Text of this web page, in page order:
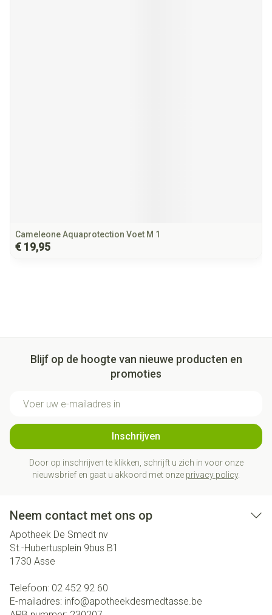
Cameleone Aquaprotection Voet M 1
€ 19,95
Blijf op de hoogte van nieuwe producten en
promoties
Inschrijven
Door op inschrijven te klikken, schrijft u zich in voor onze
nieuwsbrief en gaat u akkoord met onze privacy policy.
Neem contact met ons op
Apotheek De Smedt nv
St.-Hubertusplein 9bus B1
1730 Asse
Telefoon: 02 452 92 60
E-mailadres: info@apotheekdesmedtasse.be